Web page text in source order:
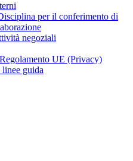
per il conferimento di
negoziali
UE (Privacy)
guida